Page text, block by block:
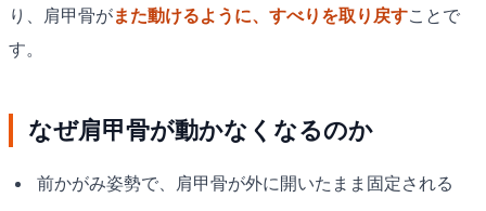
り、肩甲骨がまた動けるように、すべりを取り戻すことで
す。
なぜ肩甲骨が動かなくなるのか
前かがみ姿勢で、肩甲骨が外に開いたまま固定される